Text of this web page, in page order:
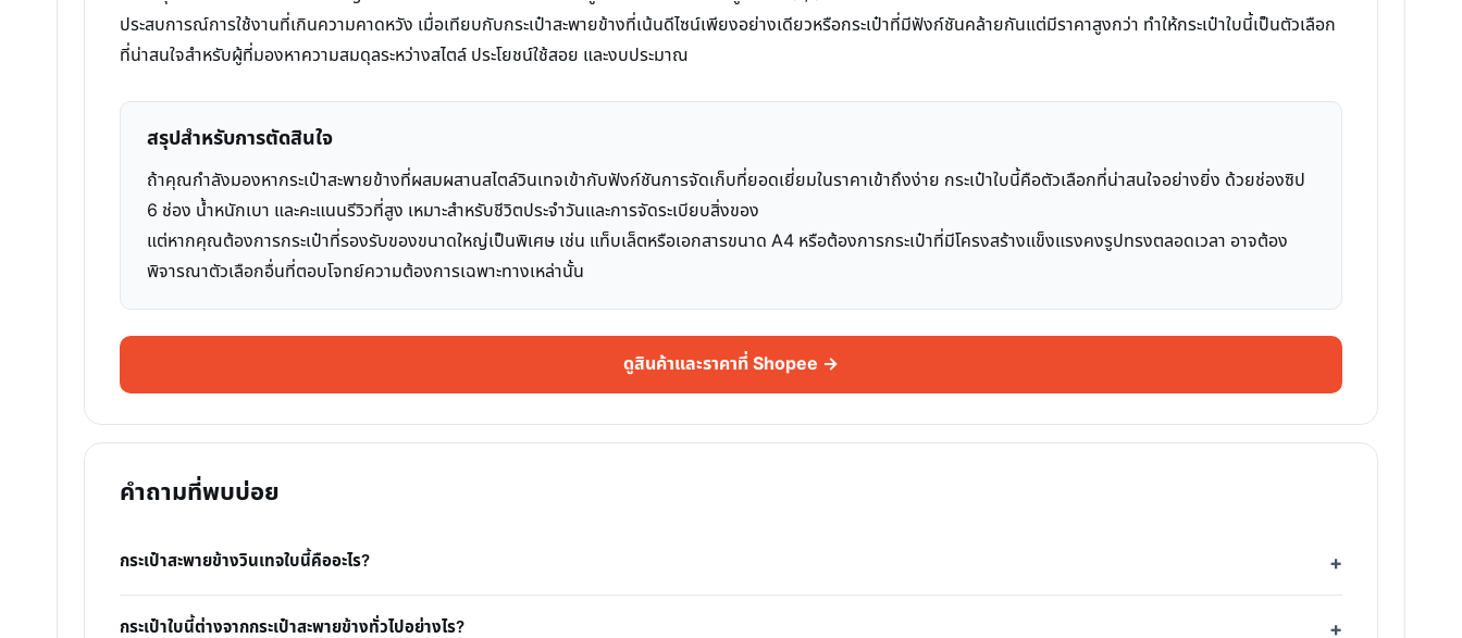
ประสบการณ์การใช้งานที่เกินความคาดหวัง เมื่อเทียบกับกระเป๋าสะพายข้างที่เน้นดีไซน์เพียงอย่างเดียวหรือกระเป๋าที่มีฟังก์ชันคล้ายกันแต่มีราคาสูงกว่า ทำให้กระเป๋าใบนี้เป็นตัวเลือก
ที่น่าสนใจสำหรับผู้ที่มองหาความสมดุลระหว่างสไตล์ ประโยชน์ใช้สอย และงบประมาณ
สรุปสำหรับการตัดสินใจ
ถ้าคุณกำลังมองหากระเป๋าสะพายข้างที่ผสมผสานสไตล์วินเทจเข้ากับฟังก์ชันการจัดเก็บที่ยอดเยี่ยมในราคาเข้าถึงง่าย กระเป๋าใบนี้คือตัวเลือกที่น่าสนใจอย่างยิ่ง ด้วยช่องซิป
6 ช่อง น้ำหนักเบา และคะแนนรีวิวที่สูง เหมาะสำหรับชีวิตประจำวันและการจัดระเบียบสิ่งของ
แต่หากคุณต้องการกระเป๋าที่รองรับของขนาดใหญ่เป็นพิเศษ เช่น แท็บเล็ตหรือเอกสารขนาด A4 หรือต้องการกระเป๋าที่มีโครงสร้างแข็งแรงคงรูปทรงตลอดเวลา อาจต้อง
พิจารณาตัวเลือกอื่นที่ตอบโจทย์ความต้องการเฉพาะทางเหล่านั้น
ดูสินค้าและราคาที่ Shopee →
คำถามที่พบบ่อย
กระเป๋าสะพายข้างวินเทจใบนี้คืออะไร?
กระเป๋าใบนี้ต่างจากกระเป๋าสะพายข้างทั่วไปอย่างไร?